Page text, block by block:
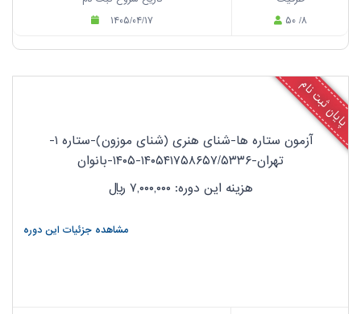
۱۴۰۵/۰۴/۱۷
۵۰ /۸
پایان ثبت نام
آزمون ستاره ها-شنای هنری (شنای موزون)-ستاره ۱-
تهران-۱۴۰۵۴۱۷۵۸۶۵۷/۵۳۳۶-۱۴۰۵-بانوان
هزینه این دوره: ۷,۰۰۰,۰۰۰
ریال
مشاهده جزئیات این دوره